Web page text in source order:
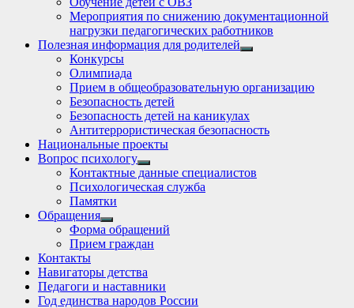
Мероприятия по снижению документационной
нагрузки педагогических работников
Полезная информация для родителей
Show
Конкурсы
Олимпиада
Прием в общеобразовательную организацию
Безопасность детей
Безопасность детей на каникулах
Антитеррористическая безопасность
Национальные проекты
Вопрос психологу
Show
sub
menu
Контактные данные специалистов
Психологическая служба
Памятки
Обращения
Show
sub
menu
Форма обращений
Прием граждан
Контакты
Навигаторы детства
Педагоги и наставники
Год единства народов России